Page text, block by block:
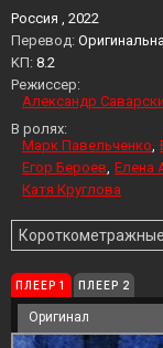
Россия , 2022
Перевод:
KП: 8.2
Режиссер:
Александр
В ролях:
Марк Павельченко
Егор Бероев Елена
Катя Круглова
Короткометражные
ПЛЕЕР 1 ПЛЕЕР 2
Оригинал